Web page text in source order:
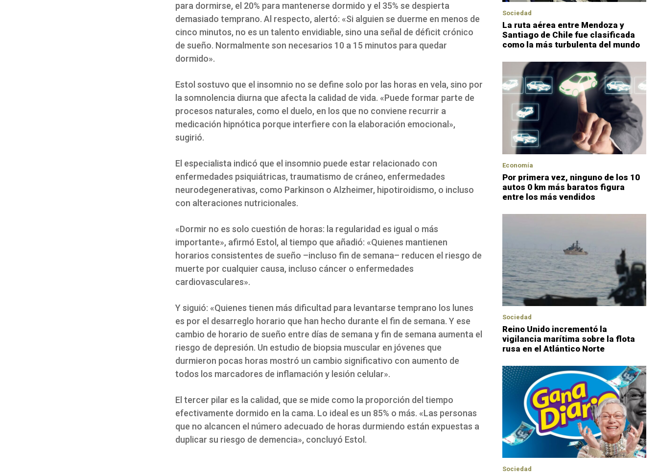
para dormirse, el 20% para mantenerse dormido y el 35% se despierta
demasiado temprano. Al respecto, alertó: «Si alguien se duerme en menos de
cinco minutos, no es un talento envidiable, sino una señal de déficit crónico
de sueño. Normalmente son necesarios 10 a 15 minutos para quedar
dormido».
Estol sostuvo que el insomnio no se define solo por las horas en vela, sino por
la somnolencia diurna que afecta la calidad de vida. «Puede formar parte de
procesos naturales, como el duelo, en los que no conviene recurrir a
medicación hipnótica porque interfiere con la elaboración emocional»,
sugirió.
El especialista indicó que el insomnio puede estar relacionado con
enfermedades psiquiátricas, traumatismo de cráneo, enfermedades
neurodegenerativas, como Parkinson o Alzheimer, hipotiroidismo, o incluso
con alteraciones nutricionales.
«Dormir no es solo cuestión de horas: la regularidad es igual o más
importante», afirmó Estol, al tiempo que añadió: «Quienes mantienen
horarios consistentes de sueño –incluso fin de semana– reducen el riesgo de
muerte por cualquier causa, incluso cáncer o enfermedades
cardiovasculares».
Y siguió: «Quienes tienen más dificultad para levantarse temprano los lunes
es por el desarreglo horario que han hecho durante el fin de semana. Y ese
cambio de horario de sueño entre días de semana y fin de semana aumenta el
riesgo de depresión. Un estudio de biopsia muscular en jóvenes que
durmieron pocas horas mostró un cambio significativo con aumento de
todos los marcadores de inflamación y lesión celular».
El tercer pilar es la calidad, que se mide como la proporción del tiempo
efectivamente dormido en la cama. Lo ideal es un 85% o más. «Las personas
que no alcancen el número adecuado de horas durmiendo están expuestas a
duplicar su riesgo de demencia», concluyó Estol.
Sociedad
La ruta aérea entre Mendoza y
Santiago de Chile fue clasificada
como la más turbulenta del mundo
Economía
Por primera vez, ninguno de los 10
autos 0 km más baratos figura
entre los más vendidos
Sociedad
Reino Unido incrementó la
vigilancia marítima sobre la flota
rusa en el Atlántico Norte
Sociedad